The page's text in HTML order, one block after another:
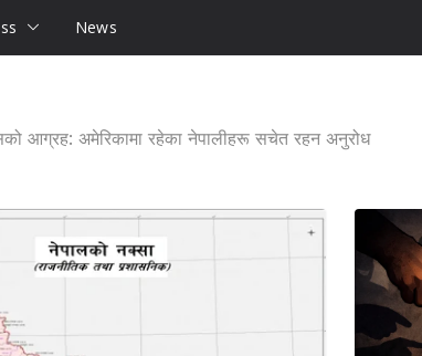
News
आग्रह: अमेरिकामा रहेका नेपालीहरू सचेत रहन अनुरोध